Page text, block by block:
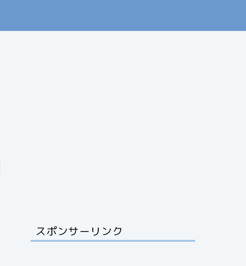
スポンサーリンク